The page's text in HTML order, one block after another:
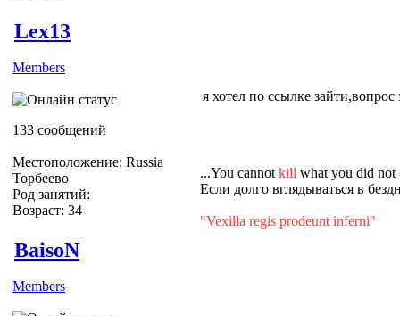
Lex13
Members
133 сообщений
Местоположение: Russia
Торбеево
Род занятий:
Возраст: 34
я хотел по ссылке
...You cannot kill what you did not
Если долго вглядываться в
"Vexilla regis prodeunt inferni"
BaisoN
Members